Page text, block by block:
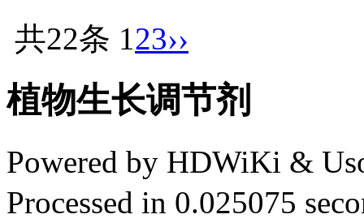
共22条 123››
植物生长调节剂
Powered by HDWiKi &
Processed in 0.025075